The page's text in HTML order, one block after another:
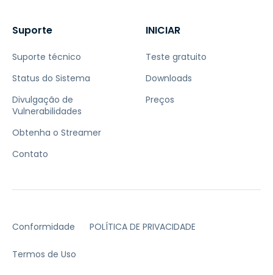
Suporte
Suporte técnico
Status do Sistema
Divulgação de
Vulnerabilidades
Obtenha o Streamer
Contato
INICIAR
Teste gratuito
Downloads
Preços
Conformidade POLÍTICA DE PRIVACIDADE
Termos de Uso